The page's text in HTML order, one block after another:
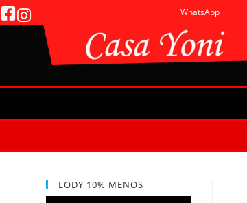
WhatsApp
LODY 10% MENOS